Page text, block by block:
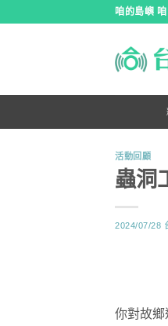
咱的島嶼
活動回顧
蟲洞
2024/07/28
你對故鄉